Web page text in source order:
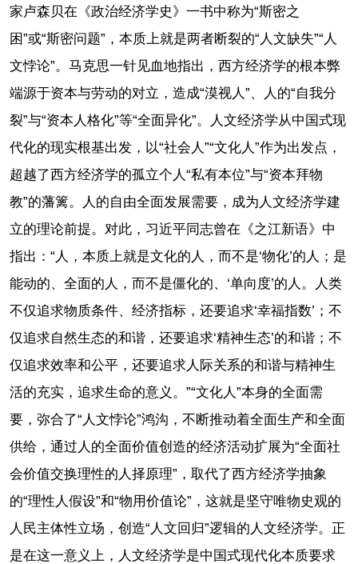
家卢森贝在《政治经济学史》一书中称为“斯密之
困”或“斯密问题”，本质上就是两者断裂的“人文缺失”“人
文悖论”。马克思一针见血地指出，西方经济学的根本弊
端源于资本与劳动的对立，造成“漠视人”、人的“自我分
裂”与“资本人格化”等“全面异化”。人文经济学从中国式现
代化的现实根基出发，以“社会人”“文化人”作为出发点，
超越了西方经济学的孤立个人“私有本位”与“资本拜物
教”的藩篱。人的自由全面发展需要，成为人文经济学建
立的理论前提。对此，习近平同志曾在《之江新语》中
指出：“人，本质上就是文化的人，而不是‘物化’的人；是
能动的、全面的人，而不是僵化的、‘单向度’的人。人类
不仅追求物质条件、经济指标，还要追求‘幸福指数’；不
仅追求自然生态的和谐，还要追求‘精神生态’的和谐；不
仅追求效率和公平，还要追求人际关系的和谐与精神生
活的充实，追求生命的意义。”“文化人”本身的全面需
要，弥合了“人文悖论”鸿沟，不断推动着全面生产和全面
供给，通过人的全面价值创造的经济活动扩展为“全面社
会价值交换理性的人择原理”，取代了西方经济学抽象
的“理性人假设”和“物用价值论”，这就是坚守唯物史观的
人民主体性立场，创造“人文回归”逻辑的人文经济学。正
是在这一意义上，人文经济学是中国式现代化本质要求